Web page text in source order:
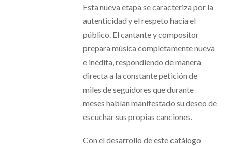
Esta nueva etapa se caracteriza por la
autenticidad y el respeto hacia el
público. El cantante y compositor
prepara música completamente nueva
e inédita, respondiendo de manera
directa a la constante petición de
miles de seguidores que durante
meses habían manifestado su deseo de
escuchar sus propias canciones.
Con el desarrollo de este catálogo